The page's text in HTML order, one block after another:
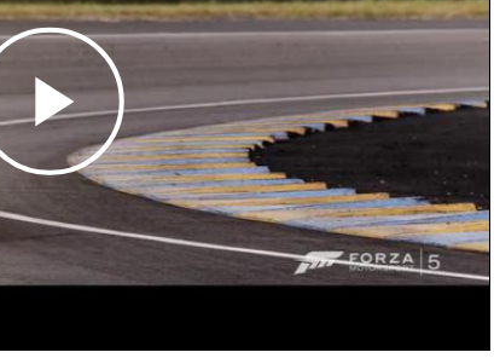
Play
Video